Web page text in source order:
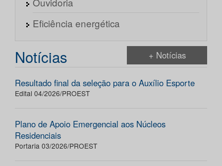
Eficiência energética
Notícias + Notícias
Resultado final da seleção para o Auxílio Esporte
Edital 04/2026/PROEST
Plano de Apoio Emergencial aos Núcleos
Residenciais
Portaria 03/2026/PROEST